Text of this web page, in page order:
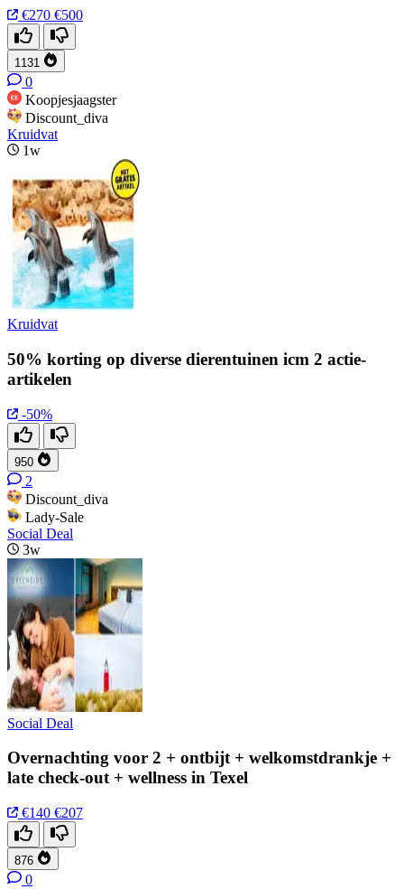
€270 €500
1131
0
Koopjesjaagster
Discount_diva
Kruidvat
1w
Kruidvat
50% korting op diverse dierentuinen icm 2 actie-
artikelen
-50%
950
2
Discount_diva
Lady-Sale
Social Deal
3w
Social Deal
Overnachting voor 2 + ontbijt + welkomstdrankje +
late check-out + wellness in Texel
€140 €207
876
0